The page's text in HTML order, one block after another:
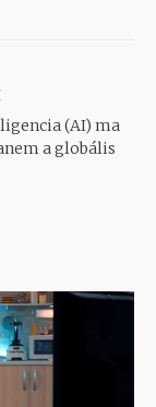
(AI) ma
a globális